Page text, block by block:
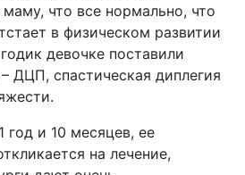
что все нормально, что
в физическом развитии
девочке поставили
ДЦП, спастическая диплегия
год и 10 месяцев, ее
на лечение,